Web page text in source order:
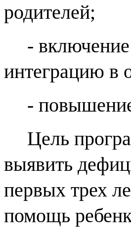
родителей;
-
интеграцию в
-
Цель
выявить
первых трех
помощь